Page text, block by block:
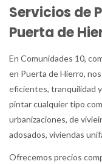
Servicios de
Puerta de
En Comunidades 10,
en Puerta de Hierro,
eficientes, tranquilidad
pintar cualquier tipo
urbanizaciones, de
adosados, viviendas
Ofrecemos precios